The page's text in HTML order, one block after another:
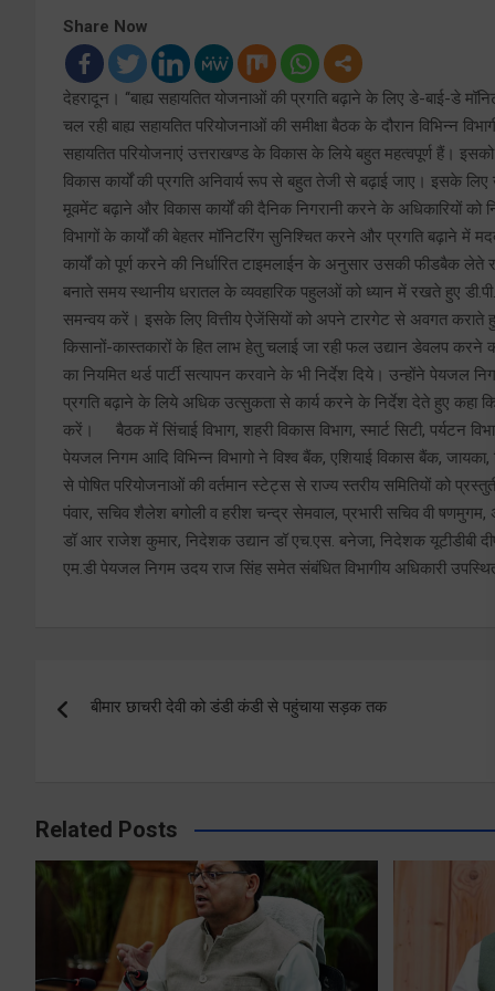
Share Now
देहरादून। ‘‘बाह्य सहायतित योजनाओं की प्रगति बढ़ाने के लिए डे-बाई-डे
चल रही बाह्य सहायतित परियोजनाओं की समीक्षा बैठक के दौरान विभिन्न
सहायतित परियोजनाएं उत्तराखण्ड के विकास के लिये बहुत महत्वपूर्ण हैं।
विकास कार्यों की प्रगति अनिवार्य रूप से बहुत तेजी से बढ़ाई जाए। इसके
मूवमेंट बढ़ाने और विकास कार्यों की दैनिक निगरानी करने के अधिकारियों को
विभागों के कार्यों की बेहतर मॉनिटरिंग सुनिश्चित करने और प्रगति
कार्यों को पूर्ण करने की निर्धारित टाइमलाईन के अनुसार उसकी फीडबैक लेते
बनाते समय स्थानीय धरातल के व्यवहारिक पहुलओं को ध्यान में रखते हुए
समन्वय करें। इसके लिए वित्तीय ऐजेंसियों को अपने टारगेट से अवगत
किसानों-कास्तकारों के हित लाभ हेतु चलाई जा रही फल उद्यान डेवलप करने
का नियमित थर्ड पार्टी सत्यापन करवाने के भी निर्देश दिये। उन्होंने
प्रगति बढ़ाने के लिये अधिक उत्सुकता से कार्य करने के निर्देश देते हुए कहा
करें। बैठक में सिंचाई विभाग, शहरी विकास विभाग, स्मार्ट सिटी, पर्यटन
पेयजल निगम आदि विभिन्न विभागो ने विश्व बैंक, एशियाई विकास बैंक,
से पोषित परियोजनाओं की वर्तमान स्टेट्स से राज्य स्तरीय समितियों को
पंवार, सचिव शैलेश बगोली व हरीश चन्द्र सेमवाल, प्रभारी सचिव वी षणमुगम,
डॉ आर राजेश कुमार, निदेशक उद्यान डॉ एच.एस. बनेजा, निदेशक यूटीडीबी
एम.डी पेयजल निगम उदय राज सिंह समेत संबंधित विभागीय अधिकारी
navigation
बीमार छाचरी देवी को डंडी कंडी से पहुंचाया सड़क तक
Related Posts